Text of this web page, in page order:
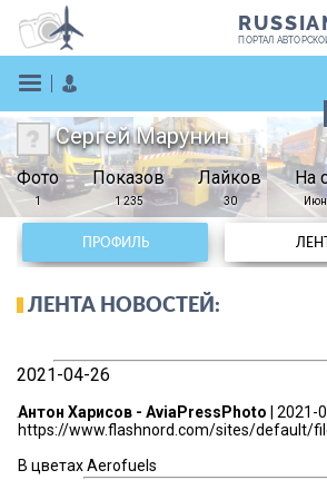
ПОРТАЛ
ЗАРЕГИСТРИРОВАТЬСЯ
Поиск фотографий
Поиск в реестре
Кратко
Сергей Марунин
Фото
1
Показов
1 235
Лайков
30
На
ПРОФИЛЬ
ЛЕНТА НОВОСТЕЙ:
2021-04-26
Антон Харисов - AviaPressPhoto | 2021-
https://www.flashnord.com/sites/default/
В цветах Aerofuels